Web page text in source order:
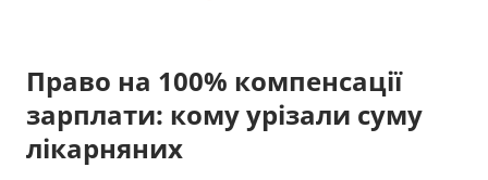
Право на 100% компенсації
зарплати: кому урізали суму
лікарняних